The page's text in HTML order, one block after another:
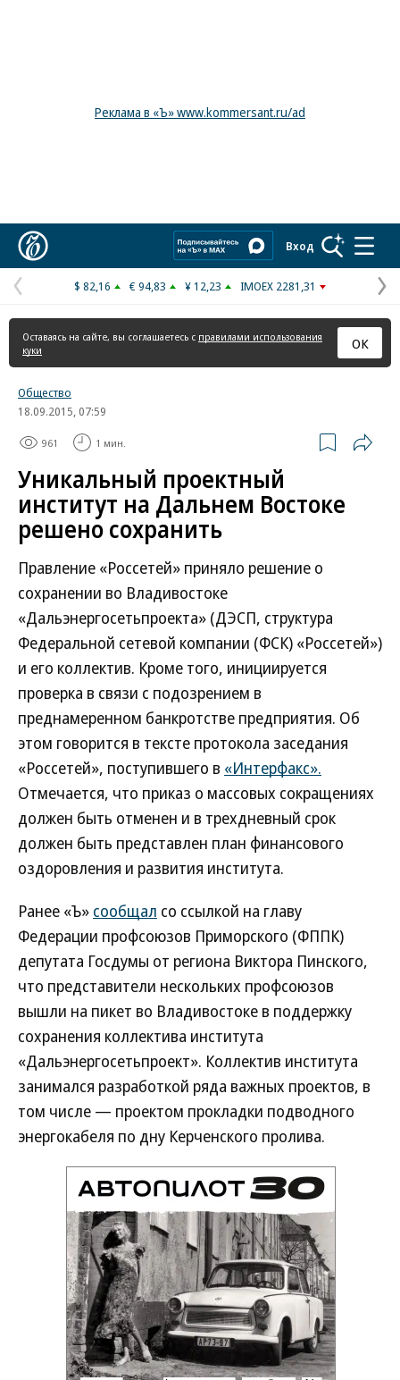
Реклама в «Ъ» www.kommersant.ru/ad
Вход
Предыдущая
страница
$ 82,16 € 94,83 ¥ 12,23 IMOEX 2281,31
Оставаясь на сайте, вы соглашаетесь с правилами использования
куки
ОК
Общество
18.09.2015, 07:59
961 1 мин.
Уникальный проектный
институт на Дальнем Востоке
решено сохранить
Правление «Россетей» приняло решение о
сохранении во Владивостоке
«Дальэнергосетьпроекта» (ДЭСП, структура
Федеральной сетевой компании (ФСК) «Россетей»)
и его коллектив. Кроме того, инициируется
проверка в связи с подозрением в
преднамеренном банкротстве предприятия. Об
этом говорится в тексте протокола заседания
«Россетей», поступившего в «Интерфакс».
Отмечается, что приказ о массовых сокращениях
должен быть отменен и в трехдневный срок
должен быть представлен план финансового
оздоровления и развития института.
Ранее «Ъ» сообщал со ссылкой на главу
Федерации профсоюзов Приморского (ФППК)
депутата Госдумы от региона Виктора Пинского,
что представители нескольких профсоюзов
вышли на пикет во Владивостоке в поддержку
сохранения коллектива института
«Дальэнергосетьпроект». Коллектив института
занимался разработкой ряда важных проектов, в
том числе — проектом прокладки подводного
энергокабеля по дну Керченского пролива.